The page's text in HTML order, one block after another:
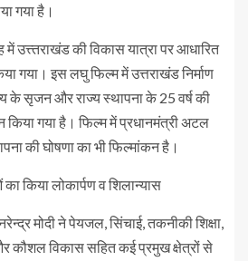
गया है।
उत्त्तराखंड की विकास यात्रा पर आधारित
गया। इस लघु फिल्म में उत्तराखंड निर्माण
के सृजन और राज्य स्थापना के 25 वर्ष की
किया गया है। फिल्म में प्रधानमंत्री अटल
की घोषणा का भी फिल्मांकन है।
किया लोकार्पण व शिलान्यास
मोदी ने पेयजल, सिंचाई, तकनीकी शिक्षा,
कौशल विकास सहित कई प्रमुख क्षेत्रों से